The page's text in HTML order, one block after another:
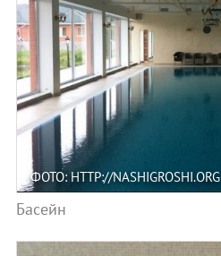
ФОТО: HTTP://NASHIGROSHI.ORG
Басейн